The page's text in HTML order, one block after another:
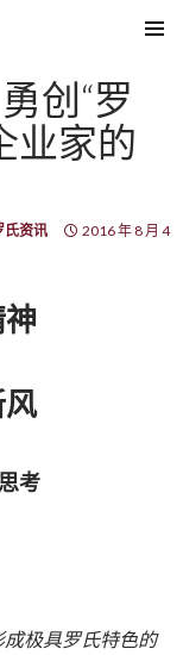
创“罗
业家的
氏资讯
2016 年 8 月 4
风
考
极具罗氏特色的